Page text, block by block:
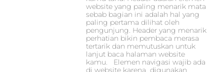
website yang paling menarik mata
sebab bagian ini adalah hal yang
paling pertama dilihat oleh
pengunjung. Header yang menarik
perhatian bikin pembaca merasa
tertarik dan memutuskan untuk
lanjut baca halaman website
kamu. Elemen navigasi wajib ada
di website karena digunakan